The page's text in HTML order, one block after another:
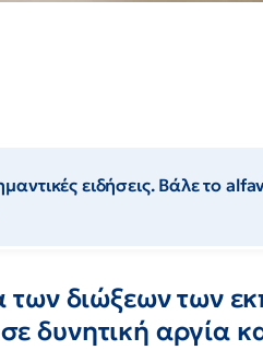
ειδήσεις. Βάλε το
των διώξεων των
δυνητική αργία